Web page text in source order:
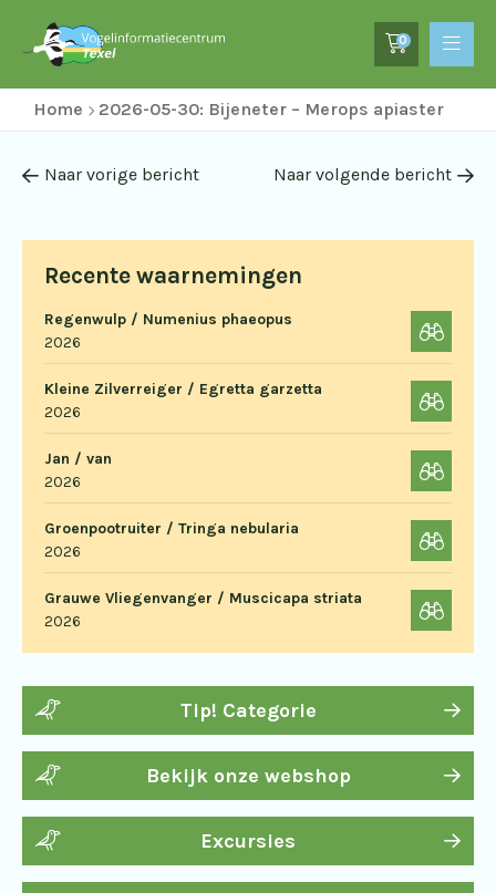
0
Home 2026-05-30: Bijeneter – Merops apiaster
Recente waarnemingen
Regenwulp / Numenius phaeopus
2026
Kleine Zilverreiger / Egretta garzetta
2026
Jan / van
2026
Groenpootruiter / Tringa nebularia
2026
Grauwe Vliegenvanger / Muscicapa striata
2026
Tip! Categorie
Bekijk onze webshop
Excursies
Naar vorige bericht Naar volgende bericht